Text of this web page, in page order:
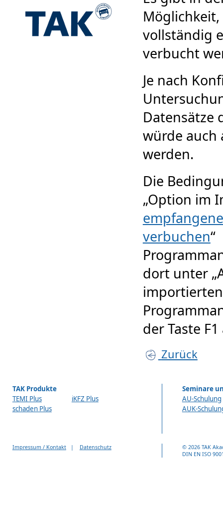
vollständig
verbucht
Je nach
Datensätze
würde auch
werden.
Die
„Option im
verbuchen“
dort unter
der Taste
Zurück
TAK Produkte
TEMI Plus
schaden Plus
iKFZ Plus
Seminare
AU-Schulung
AUK-
Impressum / Kontakt| Datenschutz
© 2026 TAK
DIN EN ISO